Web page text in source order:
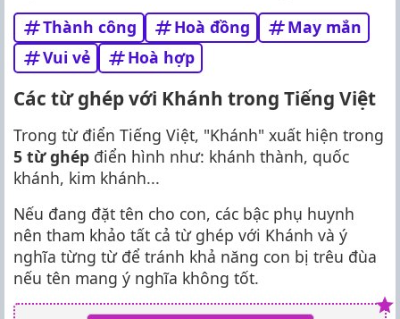
Thành công Hoà đồng
May mắn
Vui vẻ
Hoà hợp
Các từ ghép với Khánh trong Tiếng Việt
Trong từ điển Tiếng Việt, "Khánh" xuất hiện trong
5 từ ghép điển hình như: khánh thành, quốc
khánh, kim khánh...
Nếu đang đặt tên cho con, các bậc phụ huynh
nên tham khảo tất cả từ ghép với Khánh và ý
nghĩa từng từ để tránh khả năng con bị trêu đùa
nếu tên mang ý nghĩa không tốt.